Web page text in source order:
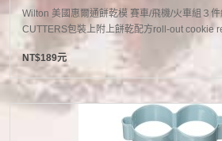
Wilton 美國惠爾通餅乾模 賽車/飛機/火車組３
CUTTERS包裝上附上餅乾配方roll-out cookie
NT$189元